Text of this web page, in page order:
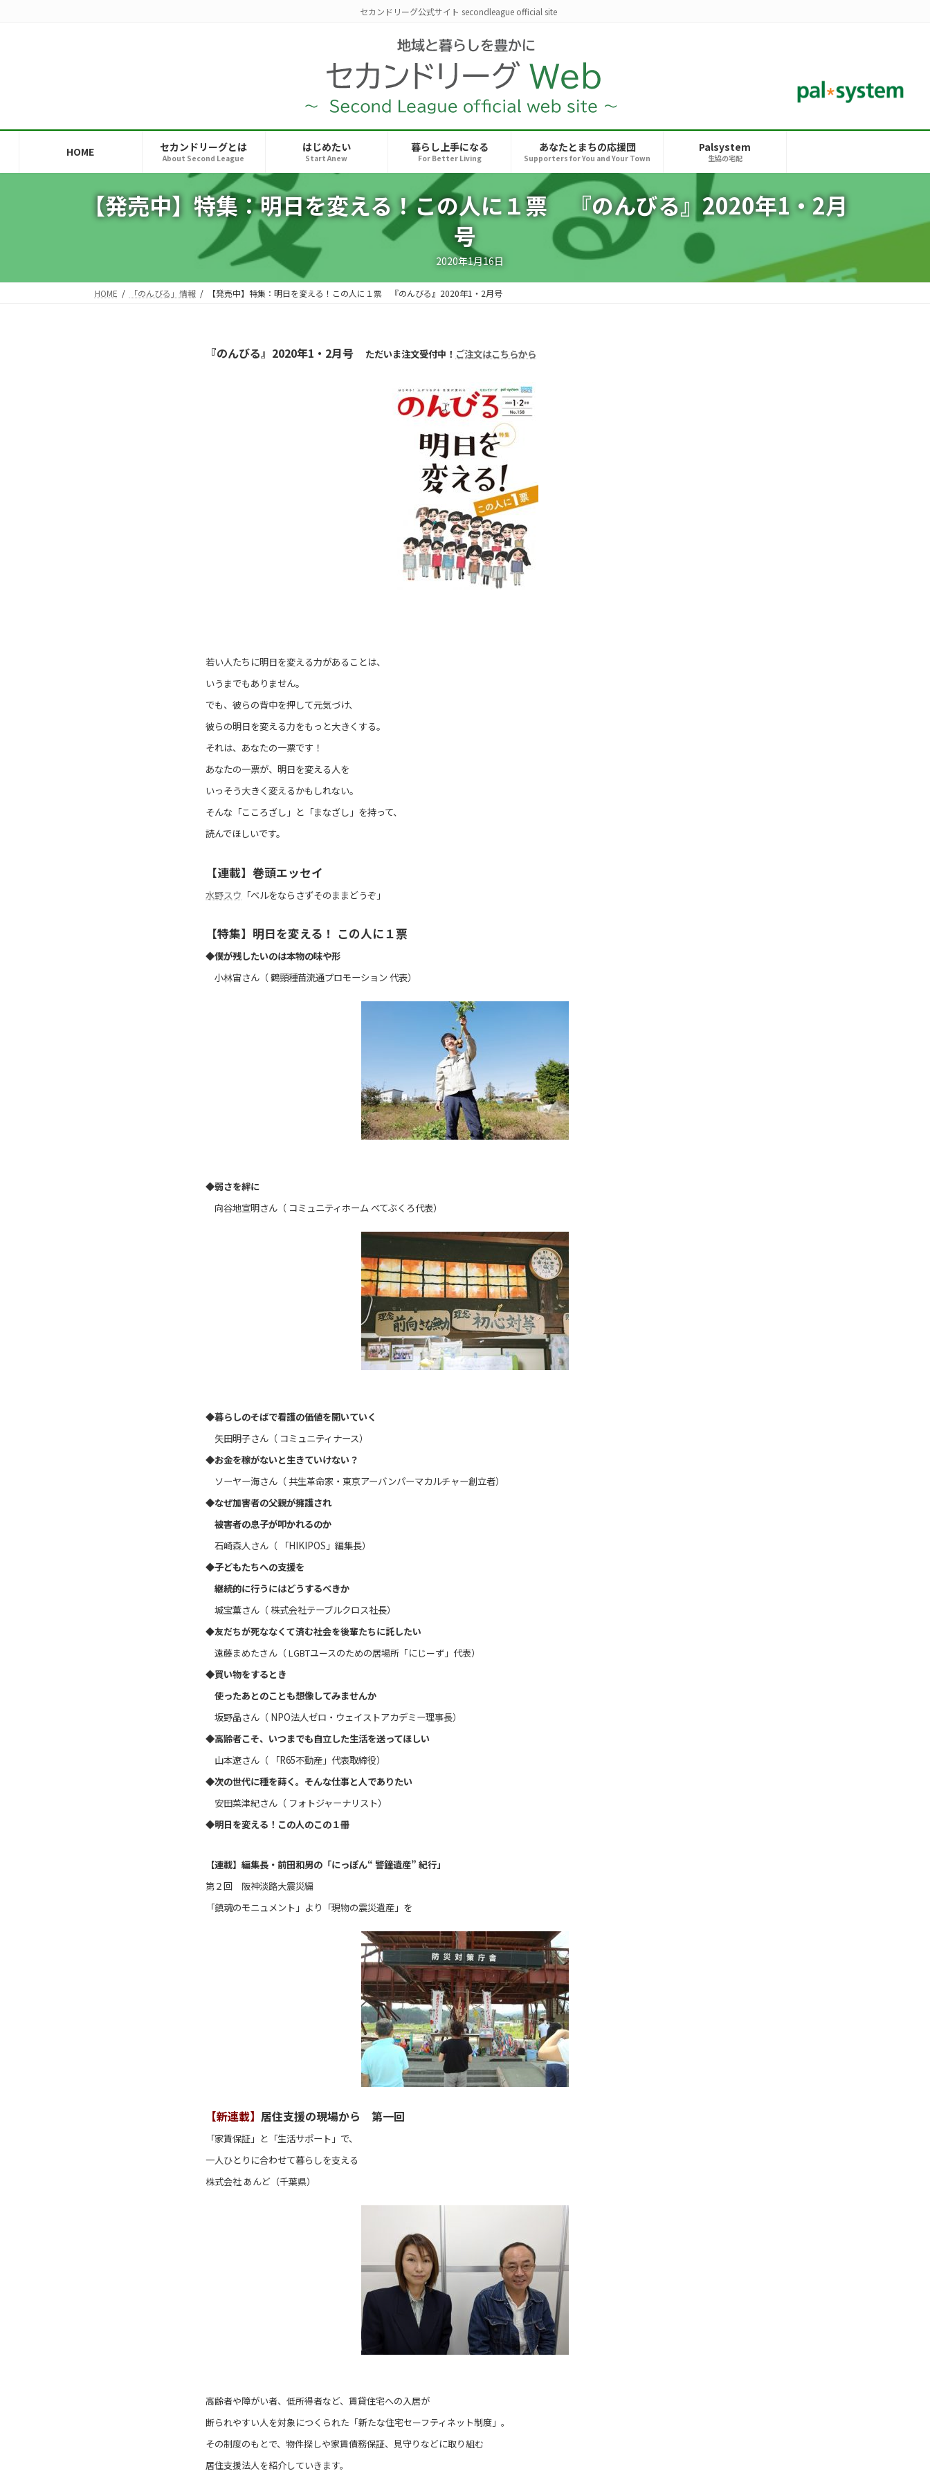
セカンドリーグ公式サイト secondleague official site
HOME セカンドリーグとは
About Second League
はじめたい
Start Anew
暮らし上手になる
For Better Living
あなたとまちの応援団
Supporters for You and Your Town
Palsystem
生協の宅配
【発売中】特集：明日を変える！この人に１票 『のんびる』2020年1・2月
号
2020年1月16日
HOME 「のんびる」情報 【発売中】特集：明日を変える！この人に１票 『のんびる』2020年1・2月号
『のんびる』2020年1・2月号 ただいま注文受付中！ ご注文はこちらから
若い人たちに明日を変える力があることは、
いうまでもありません。
でも、彼らの背中を押して元気づけ、
彼らの明日を変える力をもっと大きくする。
それは、あなたの一票です！
あなたの一票が、明日を変える人を
いっそう大きく変えるかもしれない。
そんな「こころざし」と「まなざし」を持って、
読んでほしいです。
【連載】巻頭エッセイ
水野スウ 「ベルをならさずそのままどうぞ」
【特集】明日を変える！ この人に１票
◆僕が残したいのは本物の味や形
小林宙さん（ 鶴頸種苗流通プロモーション 代表）
◆弱さを絆に
向谷地宣明さん（ コミュニティホーム べてぶくろ代表）
◆暮らしのそばで看護の価値を開いていく
矢田明子さん（ コミュニティナース）
◆お金を稼がないと生きていけない？
ソーヤー海さん（ 共生革命家・東京アーバンパーマカルチャー創立者）
◆なぜ加害者の父親が擁護され
被害者の息子が叩かれるのか
石崎森人さん（ 「HIKIPOS」編集長）
◆子どもたちへの支援を
継続的に行うにはどうするべきか
城宝薫さん（ 株式会社テーブルクロス社長）
◆友だちが死ななくて済む社会を後輩たちに託したい
遠藤まめたさん（ LGBTユースのための居場所「にじーず」代表）
◆買い物をするとき
使ったあとのことも想像してみませんか
坂野晶さん（ NPO法人ゼロ・ウェイストアカデミー理事長）
◆高齢者こそ、いつまでも自立した生活を送ってほしい
山本遼さん（ 「R65不動産」代表取締役）
◆次の世代に種を蒔く。そんな仕事と人でありたい
安田菜津紀さん（ フォトジャーナリスト）
◆明日を変える！この人のこの１冊
【連載】 編集長・前田和男の「にっぽん“ 警鐘遺産” 紀行」
第２回 阪神淡路大震災編
「鎮魂のモニュメント」より「現物の震災遺産」を
【新連載】 居住支援の現場から 第一回
「家賃保証」と「生活サポート」で、
一人ひとりに合わせて暮らしを支える
株式会社 あんど（千葉県）
高齢者や障がい者、低所得者など、賃貸住宅への入居が
断られやすい人を対象につくられた「新たな住宅セーフティネット制度」。
その制度のもとで、物件探しや家賃債務保証、見守りなどに取り組む
居住支援法人を紹介していきます。